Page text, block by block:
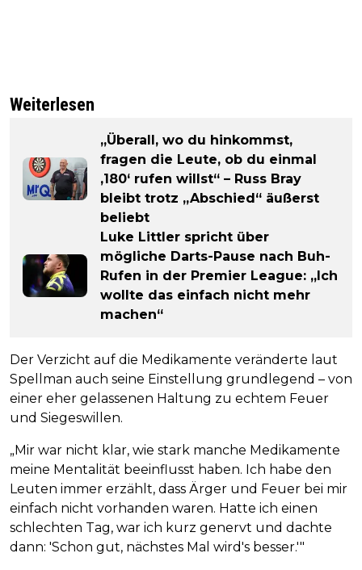
Weiterlesen
„Überall, wo du hinkommst,
fragen die Leute, ob du einmal
‚180‘ rufen willst“ – Russ Bray
bleibt trotz „Abschied“ äußerst
beliebt
Luke Littler spricht über
mögliche Darts-Pause nach Buh-
Rufen in der Premier League: „Ich
wollte das einfach nicht mehr
machen“
Der Verzicht auf die Medikamente veränderte laut
Spellman auch seine Einstellung grundlegend – von
einer eher gelassenen Haltung zu echtem Feuer
und Siegeswillen.
„Mir war nicht klar, wie stark manche Medikamente
meine Mentalität beeinflusst haben. Ich habe den
Leuten immer erzählt, dass Ärger und Feuer bei mir
einfach nicht vorhanden waren. Hatte ich einen
schlechten Tag, war ich kurz genervt und dachte
dann: 'Schon gut, nächstes Mal wird's besser.'"